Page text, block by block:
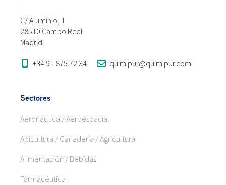
C/ Aluminio, 1
28510 Campo Real
Madrid
+34 91 875 72 34 quimipur@quimipur.com
Sectores
Aeronáutica / Aeroespacial
Apicultura / Ganadería / Agricultura
Alimentación / Bebidas
Farmacéutica